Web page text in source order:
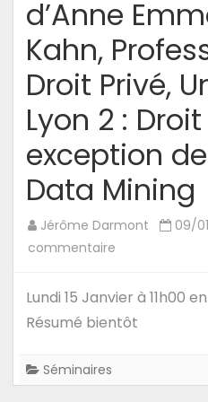
d’Anne
Kahn,
Droit Privé,
Lyon 2 :
exception
Data Mining
Jérôme Darmont 09/
commentaire
–
Séminaire
Kahn,
Lundi 15 Janvier à 11h00
Résumé bientôt
Séminaires